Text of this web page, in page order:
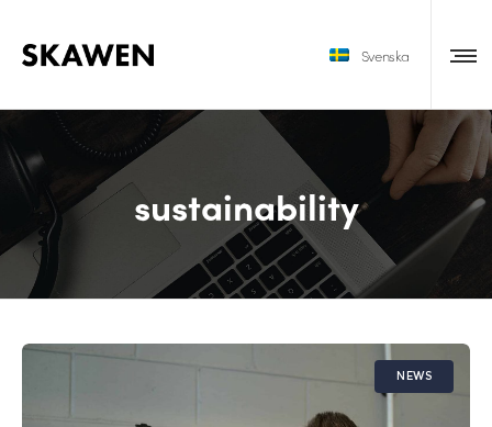
Svenska
sustainability
NEWS